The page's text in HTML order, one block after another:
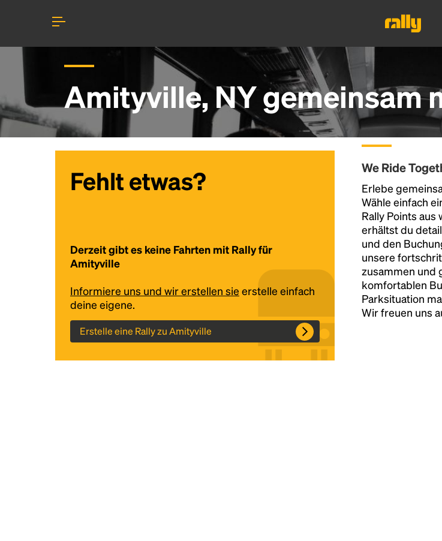
Amityville, NY gemeinsam
Fehlt etwas?
Derzeit gibt es keine Fahrten mit Rally für
Amityville
Informiere uns und wir erstellen sie erstelle einfach
deine eigene.
Erstelle eine Rally zu Amityville
We Ride
Erlebe
Wähle einfach
Rally Points aus
erhältst du
und den
unsere
zusammen und
komfortablen
Parksituation
Wir freuen uns
Headline
Lorem Ipsum is simply
printing and typesetting